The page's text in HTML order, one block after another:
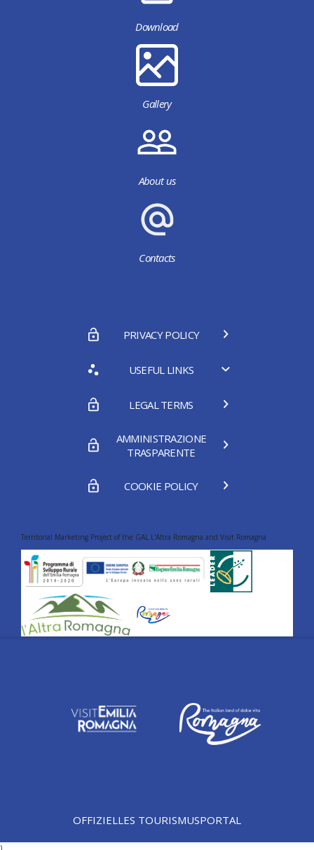
Download
Gallery
About us
Contacts
PRIVACY POLICY
USEFUL LINKS
LEGAL TERMS
AMMINISTRAZIONE
TRASPARENTE
COOKIE POLICY
Territorial Marketing Project of the GAL L'Altra Romagna and Visit Romagna
OFFIZIELLES TOURISMUSPORTAL